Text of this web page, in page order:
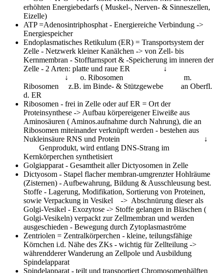
erhöhten Energiebedarfs ( Muskel-, Nerven- & Sinneszellen,
Eizelle)
ATP=Adenosintriphosphat - Energiereiche Verbindung ->
Energiespeicher
Endoplasmatisches Retikulum (ER) = Transportsystem der
Zelle - Netzwerk kleiner Kanälchen -> von Zell- bis
Kernmembran - Stofftarnsport & -Speicherung im inneren der
Zelle - 2 Arten: platte und raue ER ↓
↓ o. Ribosomen m.
Ribosomen z.B. im Binde- & Stützgewebe an Oberfl.
d. ER
Ribosomen - frei in Zelle oder auf ER = Ort der
Proteinsynthese -> Aufbau körpereigener Eiweiße aus
Aminosäuren ( Aminos.aufnahme durch Nahrung), die an
Ribosomen miteinander verknüpft werden - bestehen aus
Nukleinsäure RNS und Protein ↓
Genprodukt, wird entlang DNS-Strang im
Kernkörperchen synthetisiert
Golgiapparat - Gesamtheit aller Dictyosomen in Zelle
Dictyosom - Stapel flacher membran-umgrenzter Hohlräume
(Zisternen) - Aufbewahrung, Bildung & Ausschleusung best.
Stoffe - Lagerung, Modifikation, Sortierung von Proteinen,
sowie Verpackung in Vesikel -> Abschnürung dieser als
Golgi-Vesikel - Exozytose -> Stoffe gelangen in Bläschen (
Golgi-Vesikeln) verpackt zur Zellmembran und werden
ausgeschieden - Bewegung durch Zytoplasmaströme
Zentriolen = Zentralkörperchen - kleine, teilungsfähige
Körnchen i.d. Nähe des ZKs - wichtig für Zellteilung ->
währendderer Wanderung an Zellpole und Ausbildung
Spindelapparat
Spindelapparat - teilt und transportiert Chromosomenhälften